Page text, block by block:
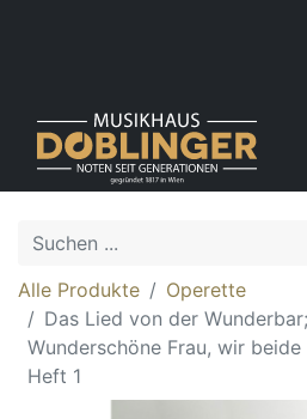
Alle Produkte
Operette
Das Lied von der
Wunderschöne Frau, wir
Heft 1